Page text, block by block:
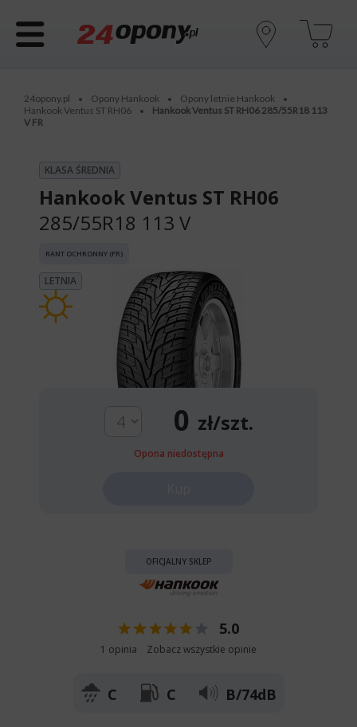
24opony.pl • Opony Hankook • Opony letnie Hankook •
Hankook Ventus ST RH06 •
Hankook Ventus ST RH06 285/55R18 113
V FR
KLASA ŚREDNIA
Hankook Ventus ST RH06
285/55R18 113 V
RANT OCHRONNY (FR)
LETNIA
0 zł/szt.
Opona niedostępna
OFICJALNY SKLEP
5.0
1 opinia Zobacz wszystkie opinie
C C B/74dB